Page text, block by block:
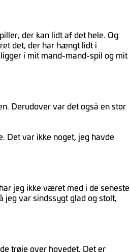
der kan lidt af det hele. Og
det, der har hængt lidt i
i mit mand-mand-spil og mit
Derudover var det også en stor
Det var ikke noget, jeg havde
jeg ikke været med i de seneste
var sindssygt glad og stolt,
trøje over hovedet. Det er